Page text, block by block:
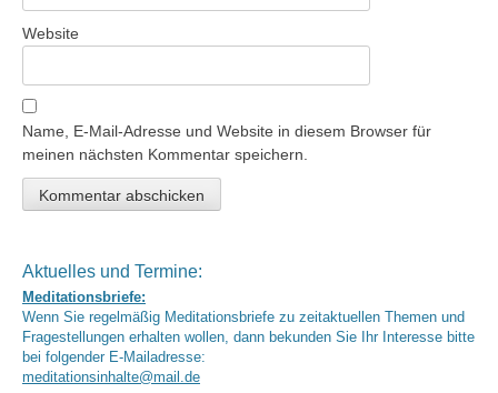
Website
Name, E-Mail-Adresse und Website in diesem Browser für
meinen nächsten Kommentar speichern.
Aktuelles und Termine:
Meditationsbriefe:
Wenn Sie regelmäßig Meditationsbriefe zu zeitaktuellen Themen und
Fragestellungen erhalten wollen, dann bekunden Sie Ihr Interesse bitte
bei folgender E-Mailadresse:
meditationsinhalte@mail.de